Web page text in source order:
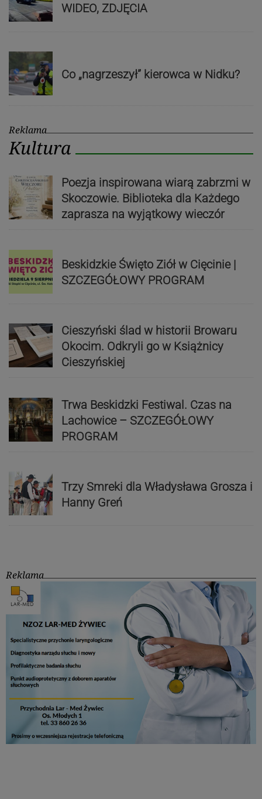
WIDEO, ZDJĘCIA
Co „nagrzeszył” kierowca w Nidku?
Reklama
Kultura
Poezja inspirowana wiarą zabrzmi w
Skoczowie. Biblioteka dla Każdego
zaprasza na wyjątkowy wieczór
Beskidzkie Święto Ziół w Cięcinie |
SZCZEGÓŁOWY PROGRAM
Cieszyński ślad w historii Browaru
Okocim. Odkryli go w Książnicy
Cieszyńskiej
Trwa Beskidzki Festiwal. Czas na
Lachowice – SZCZEGÓŁOWY
PROGRAM
Trzy Smreki dla Władysława Grosza i
Hanny Greń
Reklama